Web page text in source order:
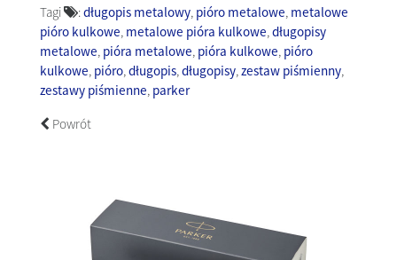
Tagi
:długopis metalowy, pióro metalowe, metalowe
pióro kulkowe, metalowe pióra kulkowe,długopisy
metalowe, pióra metalowe, pióra kulkowe, pióro
kulkowe, pióro,długopis,długopisy,zestaw piśmienny,
zestawy piśmienne, parker
Powrót